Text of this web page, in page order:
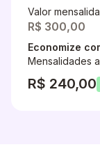
Valor
R$ 300,00
Economize
Mensalidades
R$ 240,00